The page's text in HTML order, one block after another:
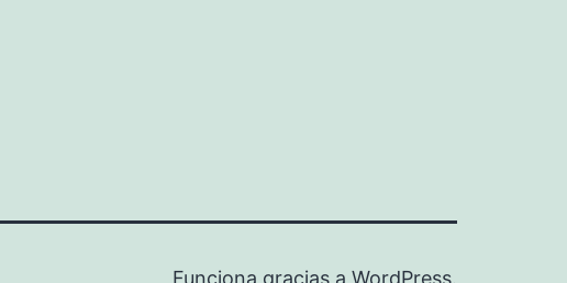
Funciona gracias a WordPress